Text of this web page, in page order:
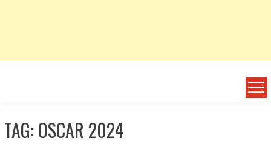
TAG: OSCAR 2024